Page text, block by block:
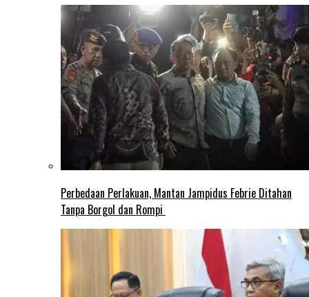
Perbedaan Perlakuan, Mantan Jampidus Febrie Ditahan
Tanpa Borgol dan Rompi